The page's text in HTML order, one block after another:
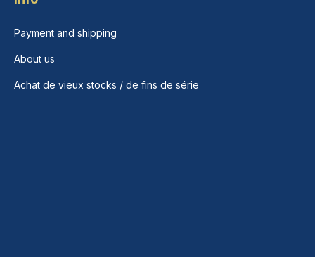
Payment and shipping
About us
Achat de vieux stocks / de fins de série